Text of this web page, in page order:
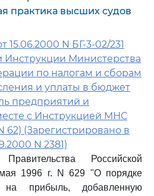
практика высших судов
N БГ-3-02/231
Министерства
по налогам и сборам
и уплаты в бюджет
предприятий и
с Инструкцией МНС
62) (Зарегистрировано в
N 2381)
Российской
1996 г. N 629 "О порядке
на прибыль, добавленную